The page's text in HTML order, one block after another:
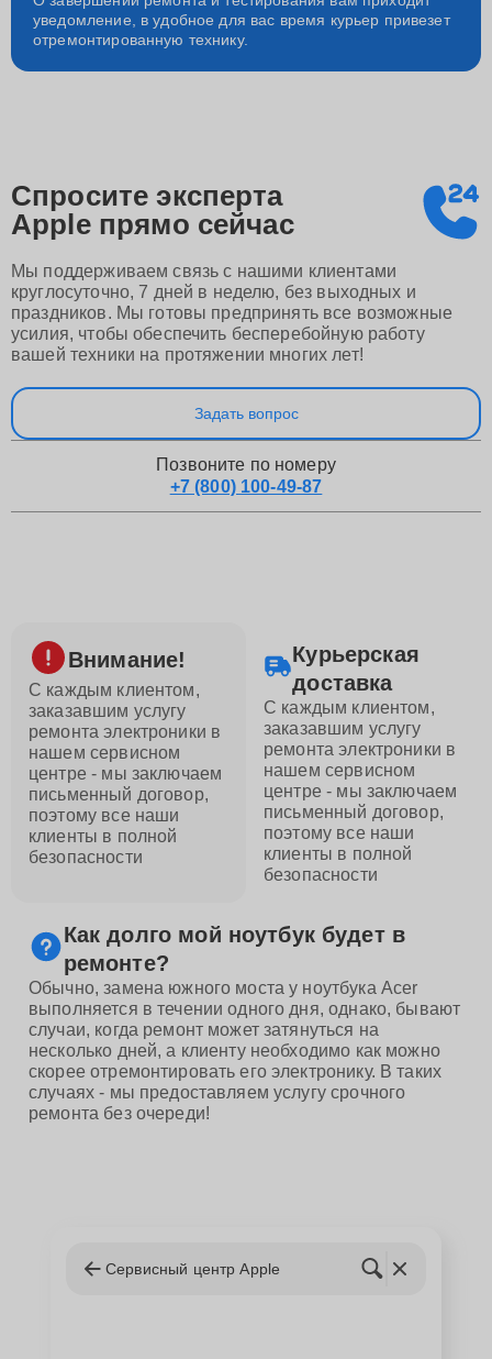
уведомление, в удобное для вас время курьер привезет
отремонтированную технику.
Спросите эксперта
Apple прямо сейчас
Мы поддерживаем связь с нашими клиентами
круглосуточно, 7 дней в неделю, без выходных и
праздников. Мы готовы предпринять все возможные
усилия, чтобы обеспечить бесперебойную работу
вашей техники на протяжении многих лет!
Задать вопрос
Позвоните по номеру
+7 (800) 100-49-87
Внимание!
С каждым клиентом,
заказавшим услугу
ремонта электроники в
нашем сервисном
центре - мы заключаем
письменный договор,
поэтому все наши
клиенты в полной
безопасности
Курьерская
доставка
С каждым клиентом,
заказавшим услугу
ремонта электроники в
нашем сервисном
центре - мы заключаем
письменный договор,
поэтому все наши
клиенты в полной
безопасности
Как долго мой ноутбук будет в
ремонте?
Обычно, замена южного моста у ноутбука Acer
выполняется в течении одного дня, однако, бывают
случаи, когда ремонт может затянуться на
несколько дней, а клиенту необходимо как можно
скорее отремонтировать его электронику. В таких
случаях - мы предоставляем услугу срочного
ремонта без очереди!
Сервисный центр Apple